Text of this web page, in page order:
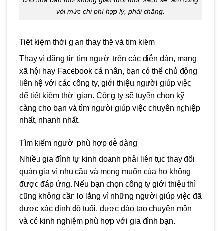
với mức chi phí hợp lý, phải chăng.
Tiết kiệm thời gian thay thế và tìm kiếm
Thay vì đăng tin tìm người trên các diễn đàn, mạng
xã hội hay Facebook cá nhân, bạn có thể chủ động
liên hệ với các công ty, giới thiệu người giúp việc
để tiết kiệm thời gian. Công ty sẽ tuyển chọn kỹ
càng cho bạn và tìm người giúp việc chuyên nghiệp
nhất, nhanh nhất.
Tìm kiếm người phù hợp dễ dàng
Nhiều gia đình tự kinh doanh phải liên tục thay đổi
quản gia vì nhu cầu và mong muốn của họ không
được đáp ứng. Nếu bạn chọn công ty giới thiệu thì
cũng không cần lo lắng vì những người giúp việc đã
được xác định độ tuổi, được đào tạo chuyên môn
và có kinh nghiệm phù hợp với gia đình bạn.